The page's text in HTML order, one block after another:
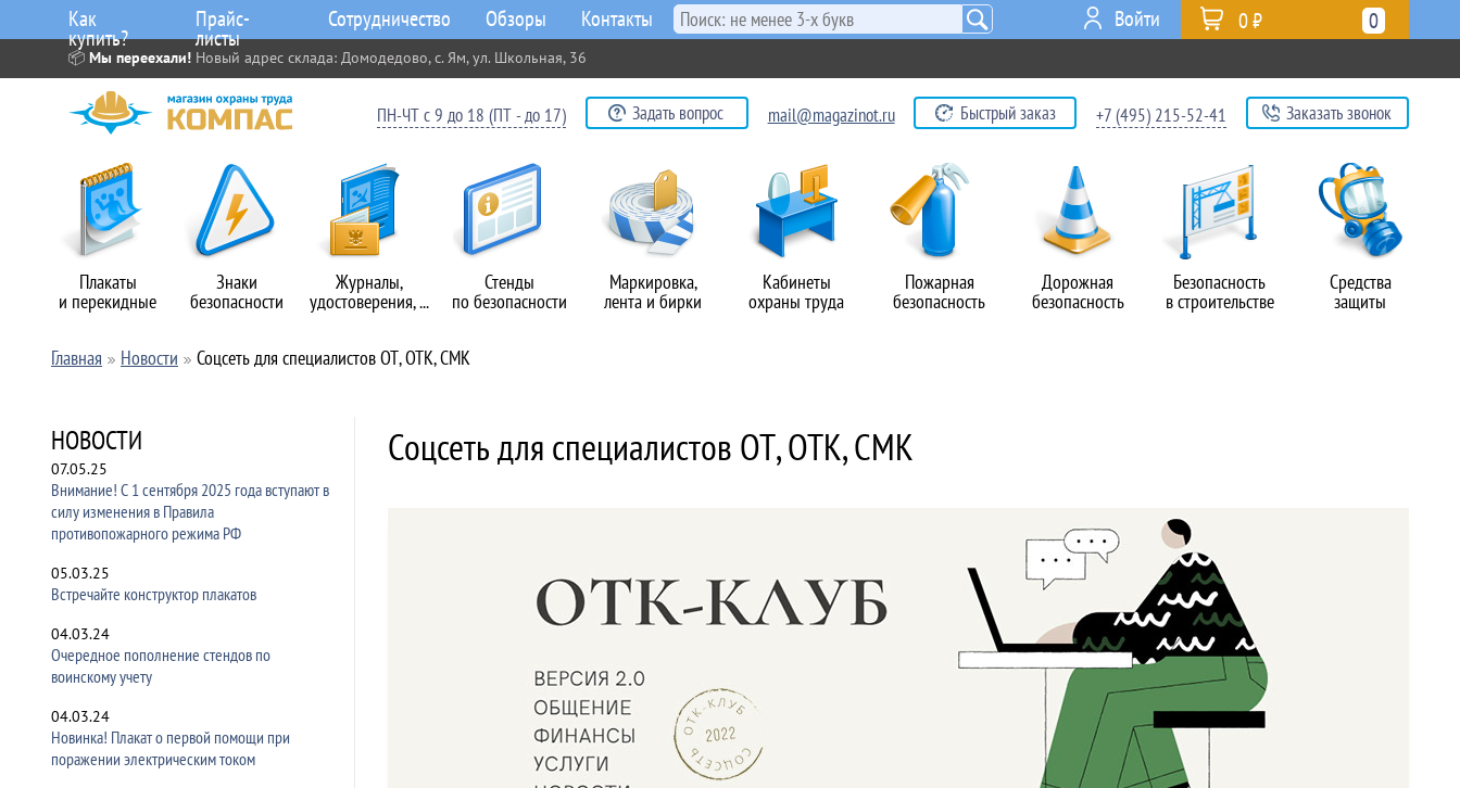
📦 Мы переехали! Новый адрес склада: Домодедово, с. Ям, ул. Школьная, 36
Плакаты
и перекидные
Знаки
безопасности
Журналы,
удостоверения, ...
Стенды
по безопасности
Маркировка,
лента и бирки
Кабинеты
охраны труда
Пожарная
безопасность
Дорожная
безопасность
Безопасность
в строительстве
Средства
защиты
Как
купить?
Прайс-
листы
Сотрудничество Обзоры Контакты 0
0 ₽
Войти
ПН-ЧТ с 9 до 18 (ПТ - до 17) Задать вопрос mail@magazinot.ru Быстрый заказ +7 (495) 215-52-41 Заказать звонок
Главная Новости Соцсеть для специалистов ОТ, ОТК, СМК
НОВОСТИ
07.05.25
Внимание! С 1 сентября 2025 года вступают в
силу изменения в Правила
противопожарного режима РФ
05.03.25
Встречайте конструктор плакатов
04.03.24
Очередное пополнение стендов по
воинскому учету
04.03.24
Новинка! Плакат о первой помощи при
поражении электрическим током
Соцсеть для специалистов ОТ, ОТК, СМК